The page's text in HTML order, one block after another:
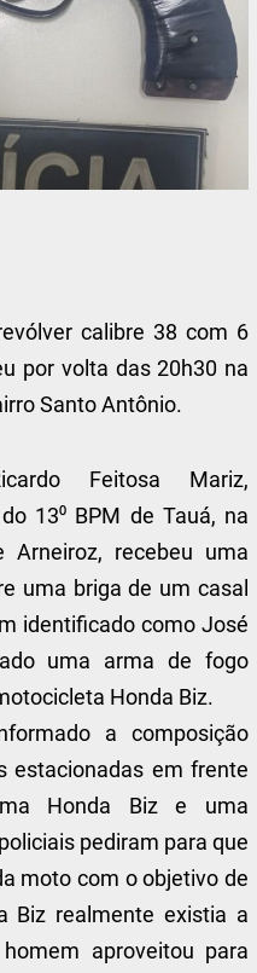
calibre 38 com 6
por volta das 20h30 na
Santo Antônio.
Feitosa Mariz,
13⁰ BPM de Tauá, na
recebeu uma
uma briga de um casal
identificado como José
uma arma de fogo
Honda Biz.
a composição
estacionadas em frente
Honda Biz e uma
pediram para que
moto com o objetivo de
Biz realmente existia a
aproveitou para